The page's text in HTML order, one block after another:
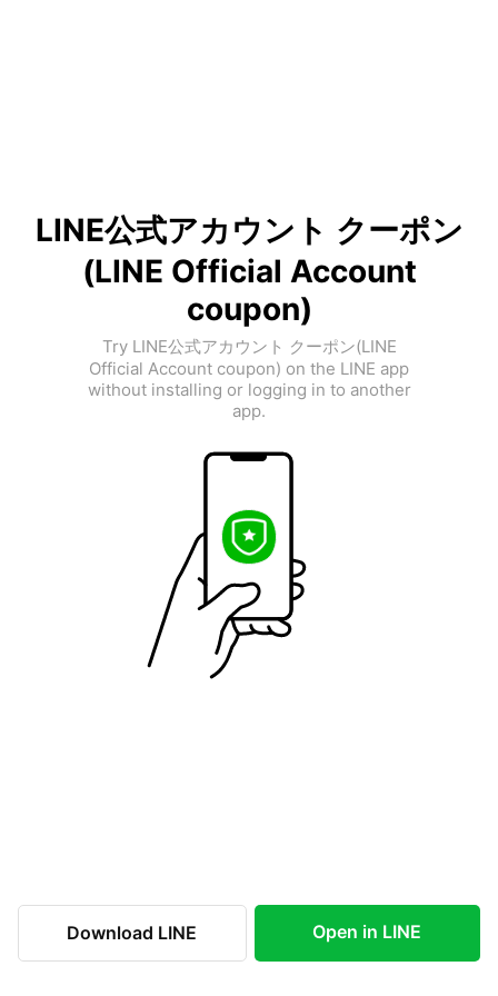
LINE公式アカウント クーポン
(LINE Official Account
coupon)
Try LINE公式アカウント クーポン(LINE
Official Account coupon) on the LINE app
without installing or logging in to another
app.
Download LINE Open in LINE